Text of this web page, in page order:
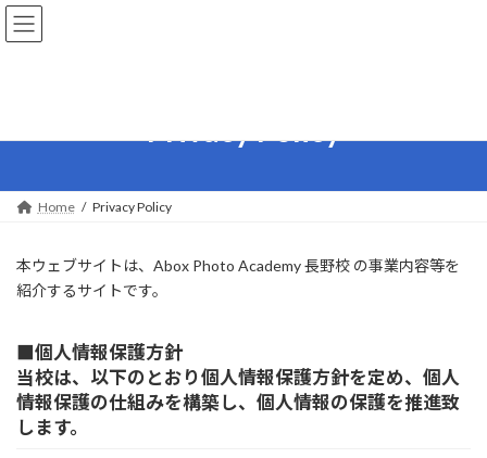
コ
ン
ス
ナ
ビ
ン
Home Privacy Policy
本ウェブサイトは、Abox Photo Academy 長野校 の事業内容等を
紹介するサイトです。
■個人情報保護方針
当校は、以下のとおり個人情報保護方針を定め、個人
情報保護の仕組みを構築し、個人情報の保護を推進致
します。